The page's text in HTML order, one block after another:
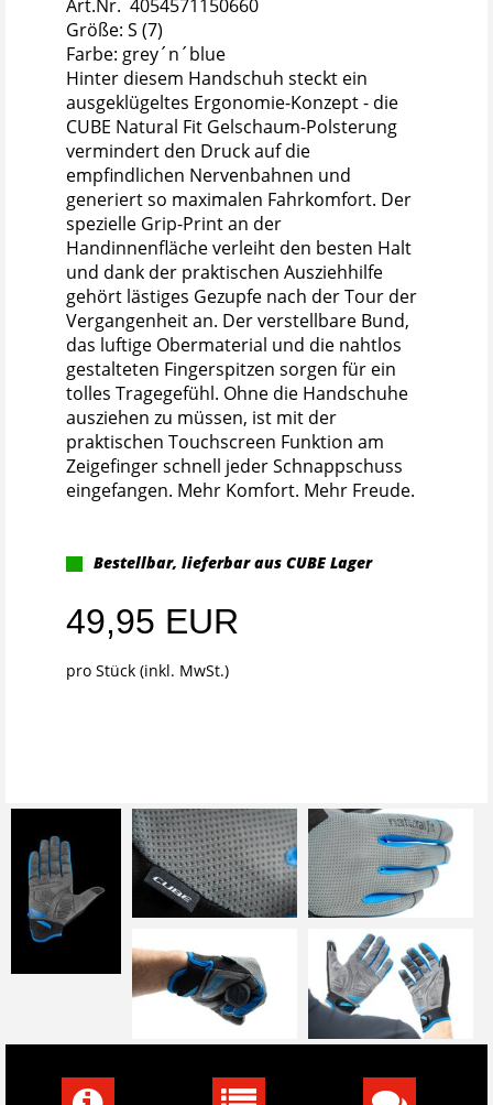
Art.Nr. 4054571150660
Größe: S (7)
Farbe: grey´n´blue
Hinter diesem Handschuh steckt ein
ausgeklügeltes Ergonomie-Konzept - die
CUBE Natural Fit Gelschaum-Polsterung
vermindert den Druck auf die
empfindlichen Nervenbahnen und
generiert so maximalen Fahrkomfort. Der
spezielle Grip-Print an der
Handinnenfläche verleiht den besten Halt
und dank der praktischen Ausziehhilfe
gehört lästiges Gezupfe nach der Tour der
Vergangenheit an. Der verstellbare Bund,
das luftige Obermaterial und die nahtlos
gestalteten Fingerspitzen sorgen für ein
tolles Tragegefühl. Ohne die Handschuhe
ausziehen zu müssen, ist mit der
praktischen Touchscreen Funktion am
Zeigefinger schnell jeder Schnappschuss
eingefangen. Mehr Komfort. Mehr Freude.
Bestellbar, lieferbar aus CUBE Lager
49,95 EUR
pro Stück (inkl. MwSt.)